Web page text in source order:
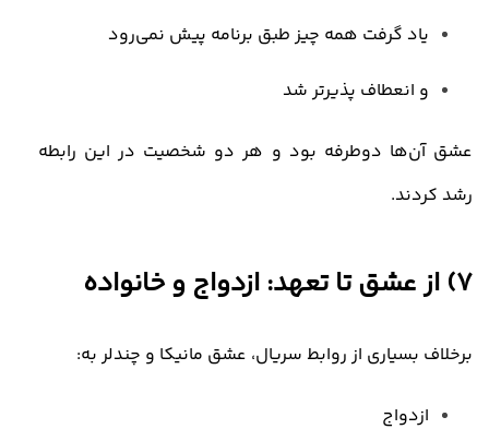
یاد گرفت همه‌ چیز طبق برنامه پیش نمی‌رود
و انعطاف‌ پذیرتر شد
عشق آن‌ها دوطرفه بود و هر دو شخصیت در این رابطه
رشد کردند.
7) از عشق تا تعهد: ازدواج و خانواده
برخلاف بسیاری از روابط سریال، عشق مانیکا و چندلر به:
ازدواج